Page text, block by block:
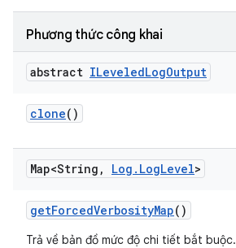
Phương thức công khai
abstract ILeveledLogOutput
clone()
Map<String , Log . LogLevel>
getForcedVerbosityMap()
Trả về bản đồ mức độ chi tiết bắt buộc.